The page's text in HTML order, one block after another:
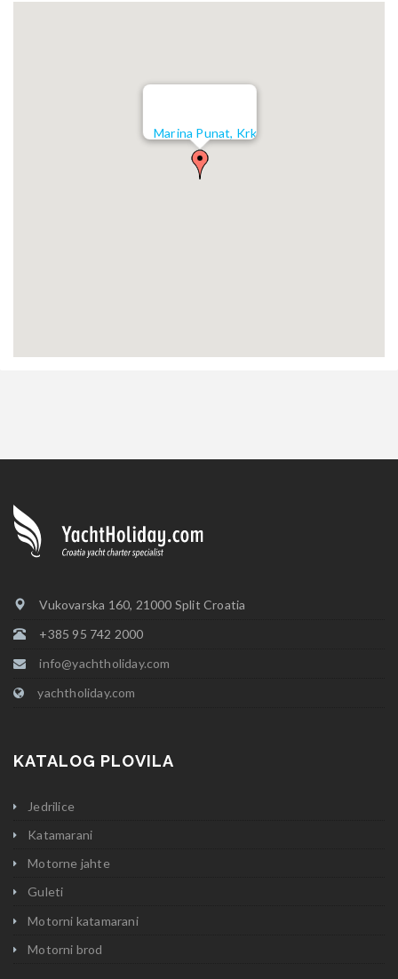
Marina Punat, Krk
Vukovarska 160, 21000 Split Croatia
+385 95 742 2000
info@yachtholiday.com
yachtholiday.com
KATALOG PLOVILA
Jedrilice
Katamarani
Motorne jahte
Guleti
Motorni katamarani
Motorni brod